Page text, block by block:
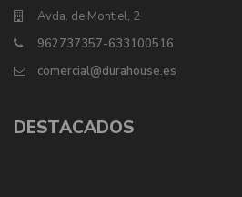
Avda. de Montiel, 2
962737357-633100516
comercial@durahouse.es
DESTACADOS